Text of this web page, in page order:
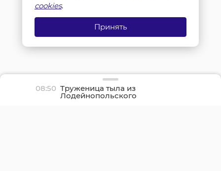
08:50 Труженица тыла из
Лодейнопольского
cookies.
Принять